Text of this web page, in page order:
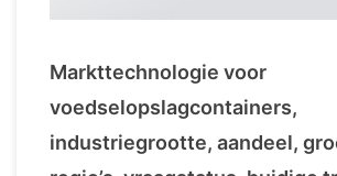
Markttechnologie voor
voedselopslagcontainers,
industriegrootte, aandeel,